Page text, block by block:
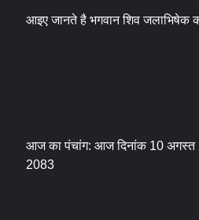
आइए जानते है भगवान शिव जलाभिषेक
आज का पंचांग: आज दिनांक 10 अगस्त
2083